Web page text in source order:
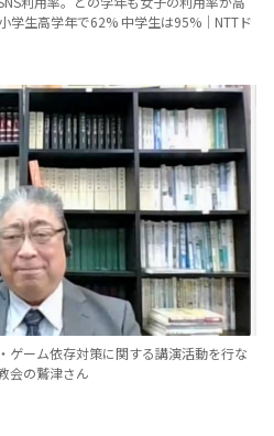
学生高学年で62% 中学生は95%｜NTTド
ゲーム依存対策に関する講演活動を行な
会の鷲津さん